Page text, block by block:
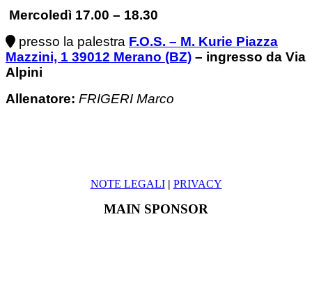
Mercoledì 17.00 – 18.30
presso la palestra F.O.S. – M. Kurie Piazza
Mazzini, 1 39012 Merano (BZ) – ingresso da Via
Alpini
Allenatore: FRIGERI Marco
NOTE LEGALI | PRIVACY
MAIN SPONSOR